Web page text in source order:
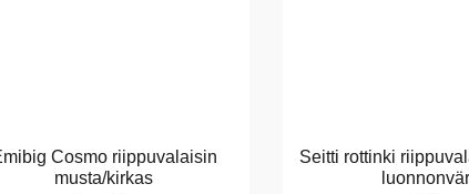
Cosmo riippuvalaisin
musta/kirkas
Seitti rottinki